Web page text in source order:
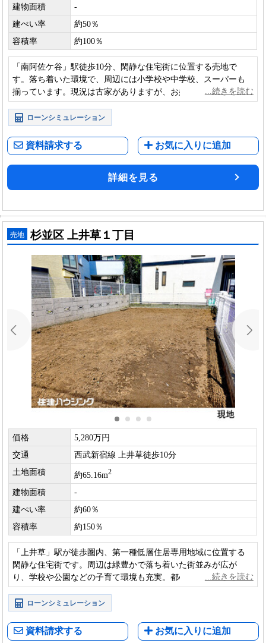
建物面積
-
建ぺい率
約50％
容積率
約100％
「南阿佐ケ谷」駅徒歩10分、閑静な住宅街に位置する売地で
す。落ち着いた環境で、周辺には小学校や中学校、スーパーも
揃っています。現況は古家がありますが、お好みのハウスメー
カーで建築いただける建築条件なしの土地です。
ローンシミュレーション
資料請求する お気に入りに追加
詳細を見る
売地 杉並区 上井草１丁目
価格
5,280万円
交通
西武新宿線 上井草徒歩10分
土地面積
約65.16m2
建物面積
-
建ぺい率
約60％
容積率
約150％
「上井草」駅が徒歩圏内、第一種低層住居専用地域に位置する
閑静な住宅街です。周辺は緑豊かで落ち着いた街並みが広が
り、学校や公園などの子育て環境も充実。都心へのアクセスと
良好な住環境を両立できる立地です。
ローンシミュレーション
資料請求する お気に入りに追加